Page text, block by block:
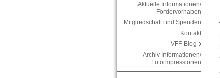
Aktuelle Informationen/
Fördervorhaben
Mitgliedschaft und Spenden
Kontakt
VFF-Blog
Archiv Informationen/
Fotoimpressionen